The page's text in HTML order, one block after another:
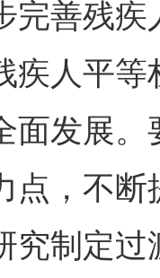
完善残
疾人平
面发展
点，不
究制定